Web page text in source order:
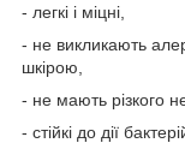
- легкі і міцні,
- не викликають
шкірою,
- не мають різкого
- стійкі до дії